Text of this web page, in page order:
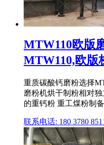
MTW110欧版
MTW110,欧版
重质碳酸钙磨粉选择
磨粉机烘干制粉相对
的重钙粉 重工煤粉制
联系电话: 180 3780